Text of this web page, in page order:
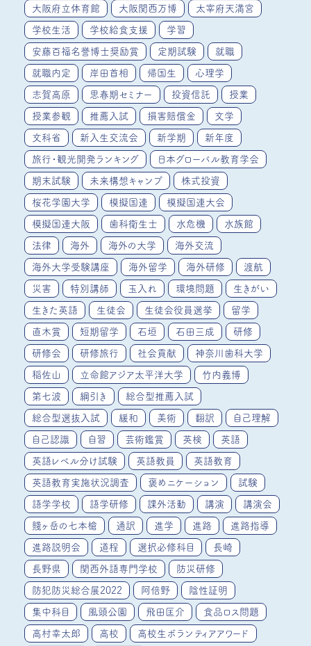
大阪府立体育館 大阪関西万博 太宰府天満宮
学校生活 学校給食支援 学習
安藤百福名誉博士奨励賞 定期試験 就職
就職内定 岸田首相 帰国生 心理学
志賀高原 思春期セミナー 投資信託 授業
授業参観 推薦入試 損害賠償金 文学
文科省 新入生交流会 新学期 新年度
旅行・観光開発ランキング 日本グローバル教育学会
期末試験 未来構想キャンプ 株式投資
桜花学園大学 模擬国連 模擬国連大会
模擬国連大阪 歯科衛生士 水危機 水族館
法律 海外 海外の大学 海外交流
海外大学受験講座 海外留学 海外研修 渡航
災害 特別講師 玉入れ 環境問題 生きがい
生きた英語 生徒会 生徒会役員選挙 留学
直木賞 短期留学 石垣 石田三成 研修
研修会 研修旅行 社会貢献 神奈川歯科大学
稲佐山 立命館アジア太平洋大学 竹内義博
第七波 綱引き 総合型推薦入試
総合型選抜入試 緩和 美術 翻訳 自己理解
自己認識 自習 芸術鑑賞 英検 英語
英語レベル分け試験 英語教員 英語教育
英語教育実施状況調査 褒めニケーション 試験
語学学校 語学研修 課外活動 講演 講演会
賤ヶ岳の七本槍 通訳 進学 進路 進路指導
進路説明会 道程 選択必修科目 長崎
長野県 関西外語専門学校 防災研修
防犯防災総合展2022 阿倍野 陰性証明
集中科目 風頭公園 飛田匡介 食品ロス問題
高村幸太郎 高校 高校生ボランティアアワード